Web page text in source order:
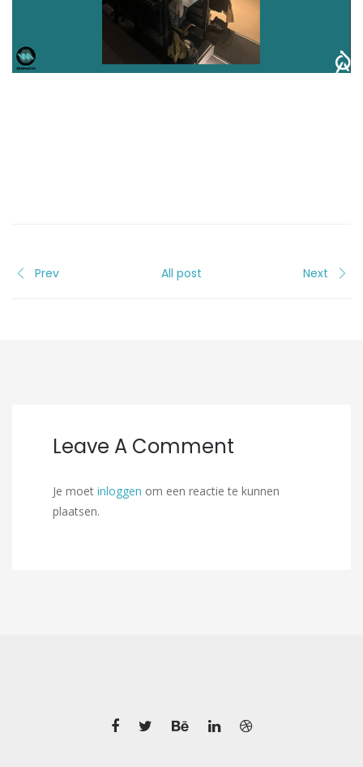
Prev All post Next
Leave A Comment
Je moet inloggen om een reactie te kunnen
plaatsen.